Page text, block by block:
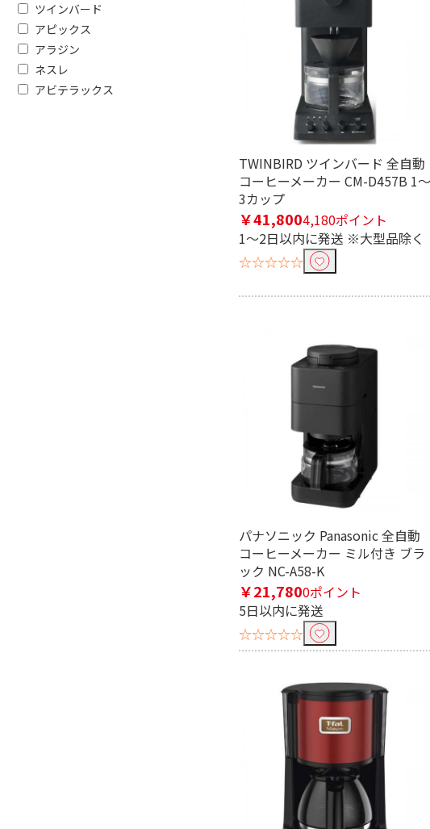
TWINBIRD ツインバード 全自動
コーヒーメーカー CM-D457B 1～
3カップ
￥41,8004,180ポイント
1～2日以内に発送 ※大型品除く
☆☆☆☆☆
パナソニック Panasonic 全自動
コーヒーメーカー ミル付き ブラ
ック NC-A58-K
￥21,7800ポイント
5日以内に発送
☆☆☆☆☆
ツインバード
アピックス
アラジン
ネスレ
アビテラックス
フリーワードで絞り込む
除外する にチェックを入れると、指定したワード
円 ~
無
ミル付き
容量(ドリップ時最大カップ数)で絞り込む
フィルタータイプで絞り込む
メッシュ
サーバータイプで絞り込む
着脱式タンクで絞り込む
無